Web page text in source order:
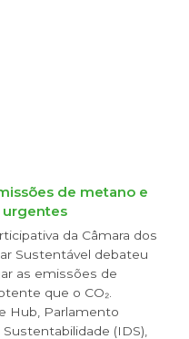
de metano e
urgentes
da Câmara dos
Sustentável debateu
as emissões de
que o CO₂.
Hub, Parlamento
(IDS),